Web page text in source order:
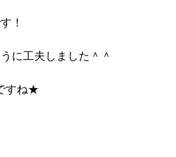
！
に工夫しました＾＾
すね★